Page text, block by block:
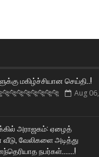
மகிழ்ச்சியான செய்தி..!
Aug 06,
அராஜகம்: ஏழைத்
வேலிகளை அடித்து
நபர்கள்.......!